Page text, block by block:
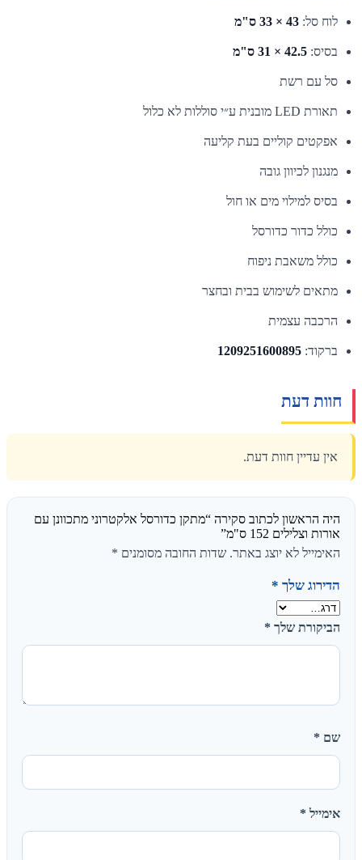
לוח סל: 43 × 33 ס"מ
בסיס: 42.5 × 31 ס"מ
סל עם רשת
תאורת LED מובנית ע״י סוללות לא כלול
אפקטים קוליים בעת קליעה
מנגנון לכיוון גובה
בסיס למילוי מים או חול
כולל כדור כדורסל
כולל משאבת ניפוח
מתאים לשימוש בבית ובחצר
הרכבה עצמית
ברקוד: 1209251600895
חוות דעת
אין עדיין חוות דעת.
היה הראשון לכתוב סקירה “מתקן כדורסל אלקטרוני מתכוונן עם
אורות וצלילים 152 ס"מ”
האימייל לא יוצג באתר. שדות החובה מסומנים *
הדירוג שלך *
הביקורת שלך *
שם *
אימייל *